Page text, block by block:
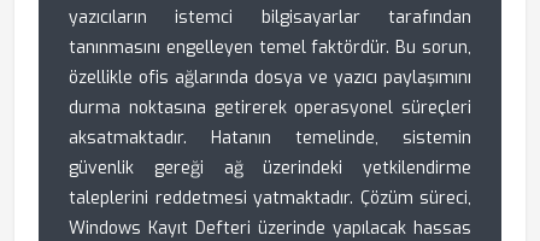
yazıcıların istemci bilgisayarlar tarafından
tanınmasını engelleyen temel faktördür. Bu sorun,
özellikle ofis ağlarında dosya ve yazıcı paylaşımını
durma noktasına getirerek operasyonel süreçleri
aksatmaktadır. Hatanın temelinde, sistemin
güvenlik gereği ağ üzerindeki yetkilendirme
taleplerini reddetmesi yatmaktadır. Çözüm süreci,
Windows Kayıt Defteri üzerinde yapılacak hassas